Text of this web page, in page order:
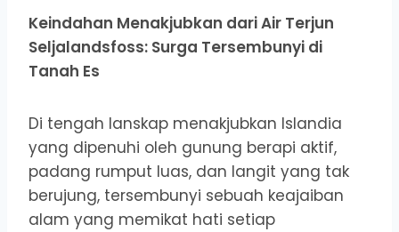
Keindahan Menakjubkan dari Air Terjun
Seljalandsfoss: Surga Tersembunyi di
Tanah Es
Di tengah lanskap menakjubkan Islandia
yang dipenuhi oleh gunung berapi aktif,
padang rumput luas, dan langit yang tak
berujung, tersembunyi sebuah keajaiban
alam yang memikat hati setiap